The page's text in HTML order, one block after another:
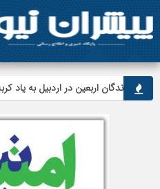
جاماندگان اربعین در اردبیل به یاد کربلا